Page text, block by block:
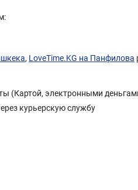
, LoveTime.KG на Панфилова
(Картой, электронными
курьерскую службу